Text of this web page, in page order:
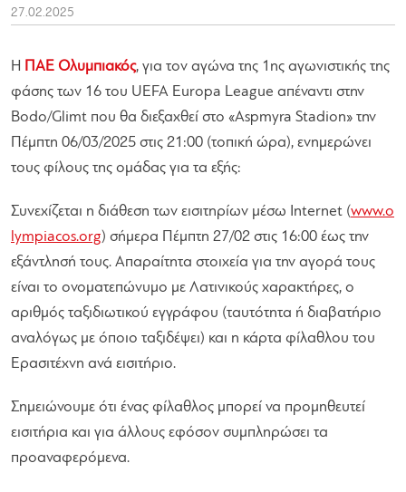
27.02.2025
H ΠΑΕ Ολυμπιακός, για τον αγώνα της 1ης αγωνιστικής της
φάσης των 16 του UEFA Europa League απέναντι στην
Bodo/Glimt που θα διεξαχθεί στο «Aspmyra Stadion» την
Πέμπτη 06/03/2025 στις 21:00 (τοπική ώρα), ενημερώνει
τους φίλους της ομάδας για τα εξής:
Συνεχίζεται η διάθεση των εισιτηρίων μέσω Internet (www.o
lympiacos.org) σήμερα Πέμπτη 27/02 στις 16:00 έως την
εξάντλησή τους. Απαραίτητα στοιχεία για την αγορά τους
είναι το ονοματεπώνυμο με Λατινικούς χαρακτήρες, ο
αριθμός ταξιδιωτικού εγγράφου (ταυτότητα ή διαβατήριο
αναλόγως με όποιο ταξιδέψει) και η κάρτα φίλαθλου του
Eρασιτέχνη ανά εισιτήριο.
Σημειώνουμε ότι ένας φίλαθλος μπορεί να προμηθευτεί
εισιτήρια και για άλλους εφόσον συμπληρώσει τα
προαναφερόμενα.